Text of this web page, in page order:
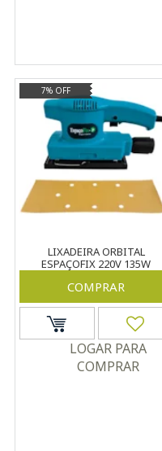
7% OFF
LIXADEIRA ORBITAL
ESPAÇOFIX 220V 135W
COMPRAR
LOGAR PARA
COMPRAR